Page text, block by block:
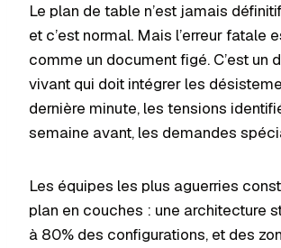
Le plan de table n’est jamais
et c’est normal. Mais l’erreur fatale
comme un document figé. C’est un
vivant qui doit intégrer les
dernière minute, les tensions
semaine avant, les demandes
Les équipes les plus aguerries
plan en couches : une architecture
à 80% des configurations, et des